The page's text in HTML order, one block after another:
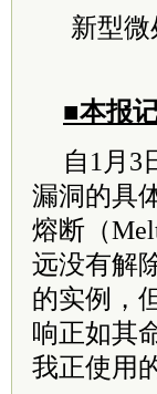
新型
■本报
自1月3
漏洞的具
熔断（
远没有解
的实例，
响正如其
我正使用